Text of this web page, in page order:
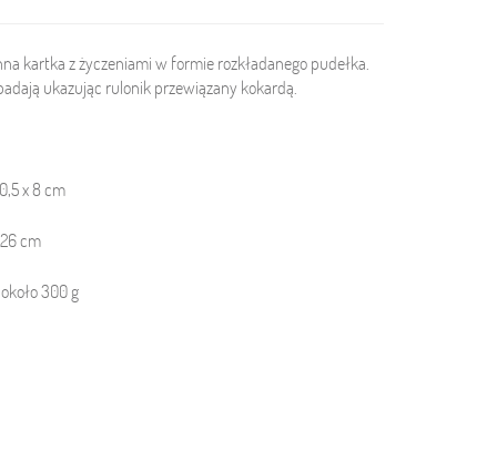
kartka z życzeniami w formie rozkładanego pudełka.
ukazując rulonik przewiązany kokardą.
x 8 cm
cm
300 g